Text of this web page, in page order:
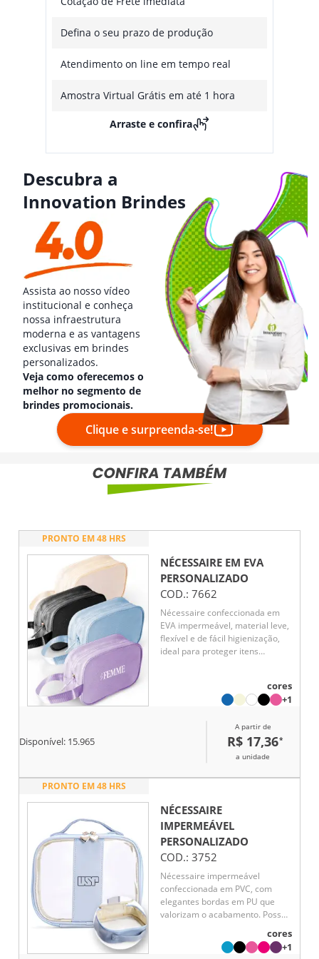
Defina o seu prazo de produção
Atendimento on line em tempo real
Amostra Virtual Grátis em até 1 hora
Arraste e confira
Descubra a
Innovation Brindes
Assista ao nosso vídeo
institucional e conheça
nossa infraestrutura
moderna e as vantagens
exclusivas em brindes
personalizados.
Veja como oferecemos o
melhor no segmento de
brindes promocionais.
Clique e surpreenda-se!
PRONTO EM 48 HRS
NÉCESSAIRE EM EVA
PERSONALIZADO
COD.: 7662
Nécessaire confeccionada em
EVA impermeável, material leve,
flexível e de fácil higienização,
ideal para proteger itens
armazenamento de cosméticos,
diário. Conta com alça lateral em
nylon, que facilita o transporte e
o manuseio em diferentes
academia ou rotina profissional.
corporativo de ampla aceitação,
associado à praticidade,
durabilidade e presença
constante da marca no cotidiano
do usuário.
cores
+1
Disponível: 15.965
A partir de
R$ 17,36*
a unidade
PRONTO EM 48 HRS
NÉCESSAIRE
IMPERMEÁVEL
PERSONALIZADO
COD.: 3752
Nécessaire impermeável
confeccionada em PVC, com
elegantes bordas em PU que
valorizam o acabamento. Possui
facilitar o transporte e
fechamento em zíper,
cores
+1